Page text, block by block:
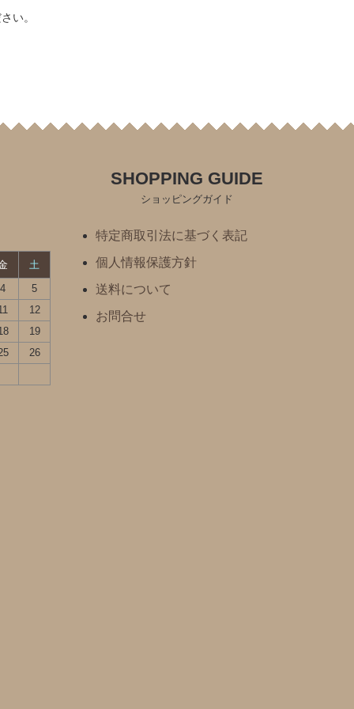
い。
土
4
5
12
19
26
SHOPPING GUIDE
ショッピングガイド
特定商取引法に基づく表記
個人情報保護方針
送料について
お問合せ